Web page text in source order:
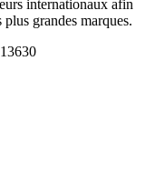
internationaux afin
grandes marques.